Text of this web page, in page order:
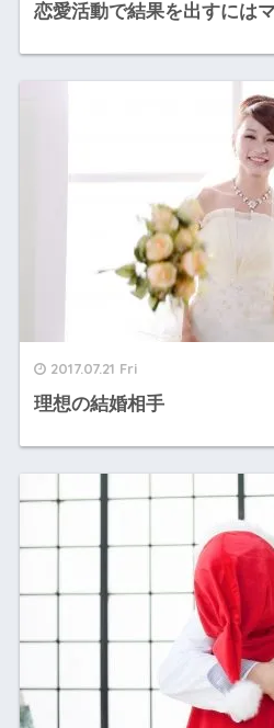
恋愛活動で結果を出すには
2017.07.21 Fri
理想の結婚相手